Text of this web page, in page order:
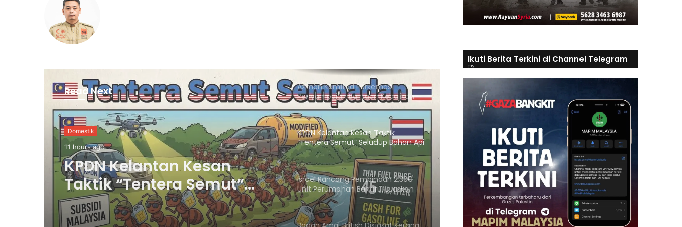
Read Next
Palestin
11 hours ago
Israel Rancang Pembinaan
2,300 Unit Perumahan
Baharu, Luaskan
Penempatan Haram di
KPDN Kelantan Kesan Taktik
“Tentera Semut” Seludup Bahan Api
Bersubsidi di Sempadan
Israel Rancang Pembinaan 2,300
Unit Perumahan Baharu, Luaskan
Penempatan Haram di
Baitulmaqdis Timur
Badan Amal British Disiasat Kerana
Didakwa Salur Dana ke
Penempatan Haram Israel
Ikuti Berita Terkini di Channel Telegram